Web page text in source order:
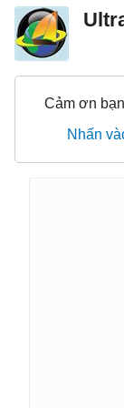
Cảm ơn
Nhấn